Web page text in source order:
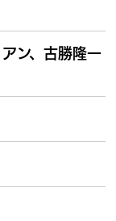
ン、古勝隆一